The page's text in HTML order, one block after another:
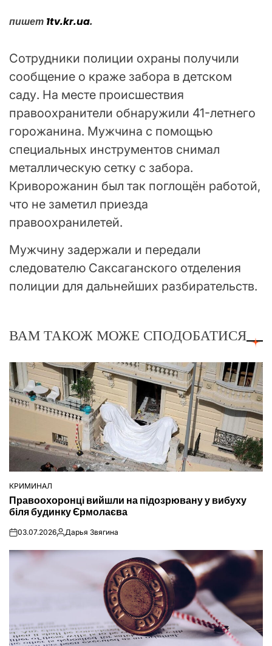
пишет 1tv.kr.ua.
Сотрудники полиции охраны получили
сообщение о краже забора в детском
саду. На месте происшествия
правоохранители обнаружили 41-летнего
горожанина. Мужчина с помощью
специальных инструментов снимал
металлическую сетку с забора.
Криворожанин был так поглощён работой,
что не заметил приезда
правоохранилетей.
Мужчину задержали и передали
следователю Саксаганского отделения
полиции для дальнейших разбирательств.
ВАМ ТАКОЖ МОЖЕ СПОДОБАТИСЯ
ОПУБЛІКУВАТИ
КРИМИНАЛ
Правоохоронці вийшли на підозрювану у вибуху
біля будинку Єрмолаєва
on03.07.2026Опубліковано
Дарья Звягина